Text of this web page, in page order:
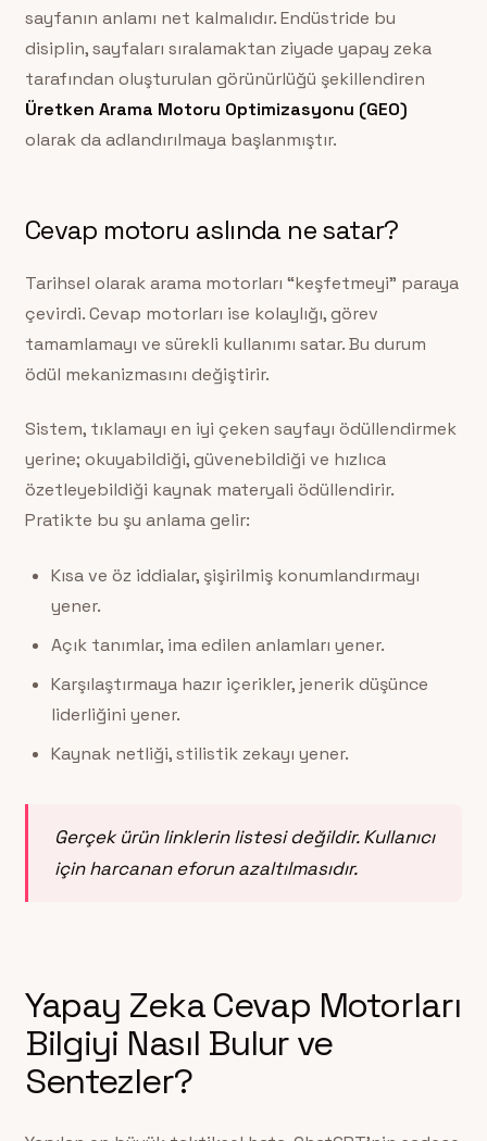
sayfanın anlamı net kalmalıdır. Endüstride bu
disiplin, sayfaları sıralamaktan ziyade yapay zeka
tarafından oluşturulan görünürlüğü şekillendiren
Üretken Arama Motoru Optimizasyonu (GEO)
olarak da adlandırılmaya başlanmıştır.
Cevap motoru aslında ne satar?
Tarihsel olarak arama motorları “keşfetmeyi” paraya
çevirdi. Cevap motorları ise kolaylığı, görev
tamamlamayı ve sürekli kullanımı satar. Bu durum
ödül mekanizmasını değiştirir.
Sistem, tıklamayı en iyi çeken sayfayı ödüllendirmek
yerine; okuyabildiği, güvenebildiği ve hızlıca
özetleyebildiği kaynak materyali ödüllendirir.
Pratikte bu şu anlama gelir:
Kısa ve öz iddialar, şişirilmiş konumlandırmayı
yener.
Açık tanımlar, ima edilen anlamları yener.
Karşılaştırmaya hazır içerikler, jenerik düşünce
liderliğini yener.
Kaynak netliği, stilistik zekayı yener.
Gerçek ürün linklerin listesi değildir. Kullanıcı
için harcanan eforun azaltılmasıdır.
Yapay Zeka Cevap Motorları
Bilgiyi Nasıl Bulur ve
Sentezler?